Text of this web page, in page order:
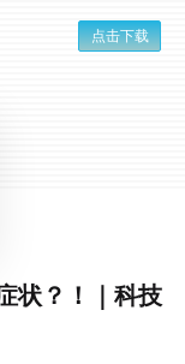
点击下载
状？！｜科技